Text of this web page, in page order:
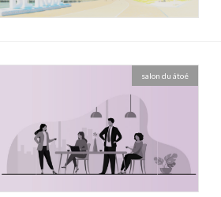
salon du átoé